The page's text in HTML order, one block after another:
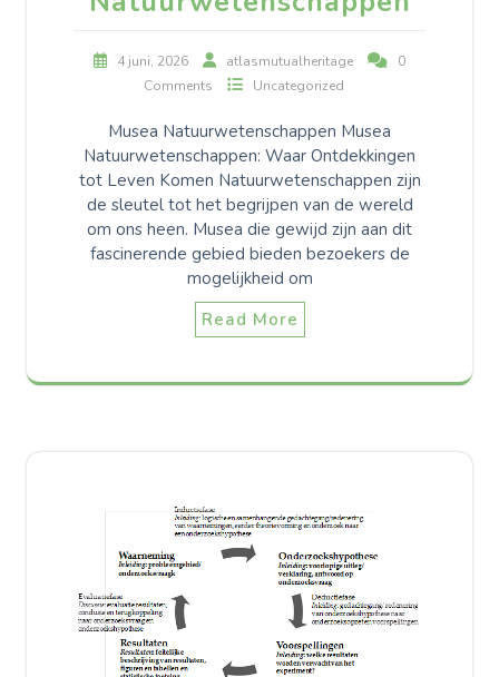
4 juni, 2026 atlasmutualheritage
0
Comments
Uncategorized
Musea Natuurwetenschappen Musea
Natuurwetenschappen: Waar Ontdekkingen
tot Leven Komen Natuurwetenschappen zijn
de sleutel tot het begrijpen van de wereld
om ons heen. Musea die gewijd zijn aan dit
fascinerende gebied bieden bezoekers de
mogelijkheid om
Read More